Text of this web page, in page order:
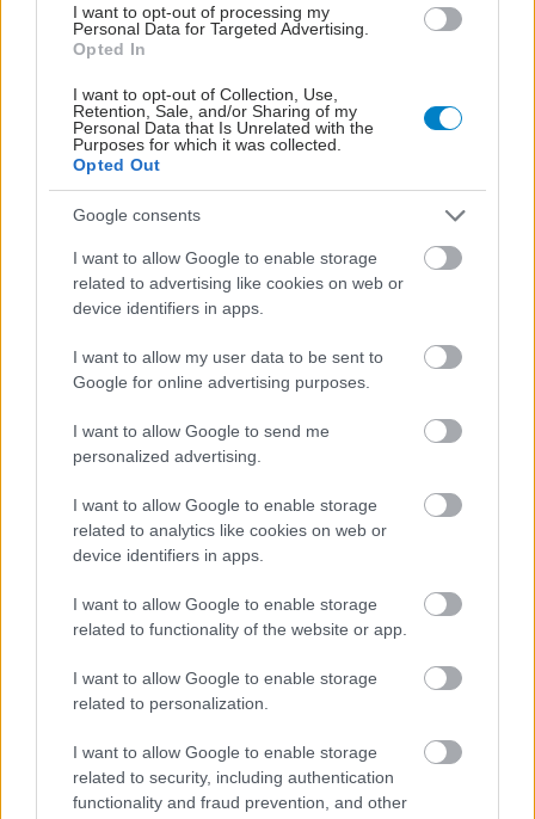
I want to opt-out of processing my
Personal Data for Targeted Advertising.
Opted In
I want to opt-out of Collection, Use,
Retention, Sale, and/or Sharing of my
Personal Data that Is Unrelated with the
Purposes for which it was collected.
Opted Out
Google consents
I want to allow Google to enable storage
related to advertising like cookies on web or
device identifiers in apps.
I want to allow my user data to be sent to
Google for online advertising purposes.
I want to allow Google to send me
personalized advertising.
I want to allow Google to enable storage
related to analytics like cookies on web or
device identifiers in apps.
I want to allow Google to enable storage
related to functionality of the website or app.
I want to allow Google to enable storage
related to personalization.
I want to allow Google to enable storage
related to security, including authentication
functionality and fraud prevention, and other